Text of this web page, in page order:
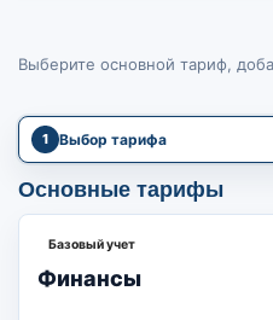
Выберите основной тариф,
1 Выбор тарифа
Основные тарифы
Базовый учет
Финансы